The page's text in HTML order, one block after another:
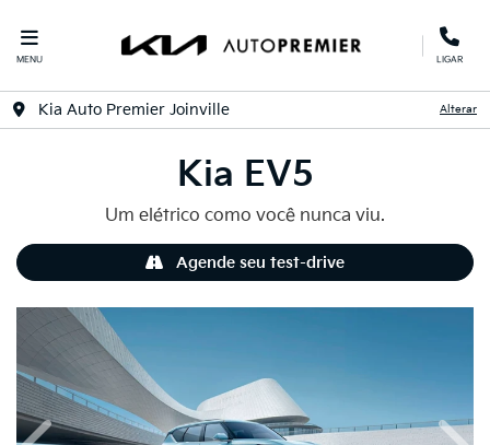
MENU LIGAR
Kia Auto Premier Joinville Alterar
Kia EV5
Um elétrico como você nunca viu.
Agende seu test-drive